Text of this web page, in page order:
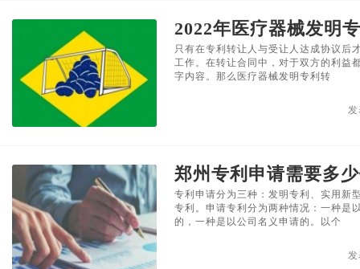
2022年医疗器械发明
只有在专利转让人与受让人达成协议后
工作。在转让合同中，对于双方的利益
字内容。那么医疗器械发明专利转
郑州专利申请需要多
专利申请分为三种：发明专利、实用新
专利。申请专利分为两种情况：一种是
的，一种是以公司名义申请的。以个